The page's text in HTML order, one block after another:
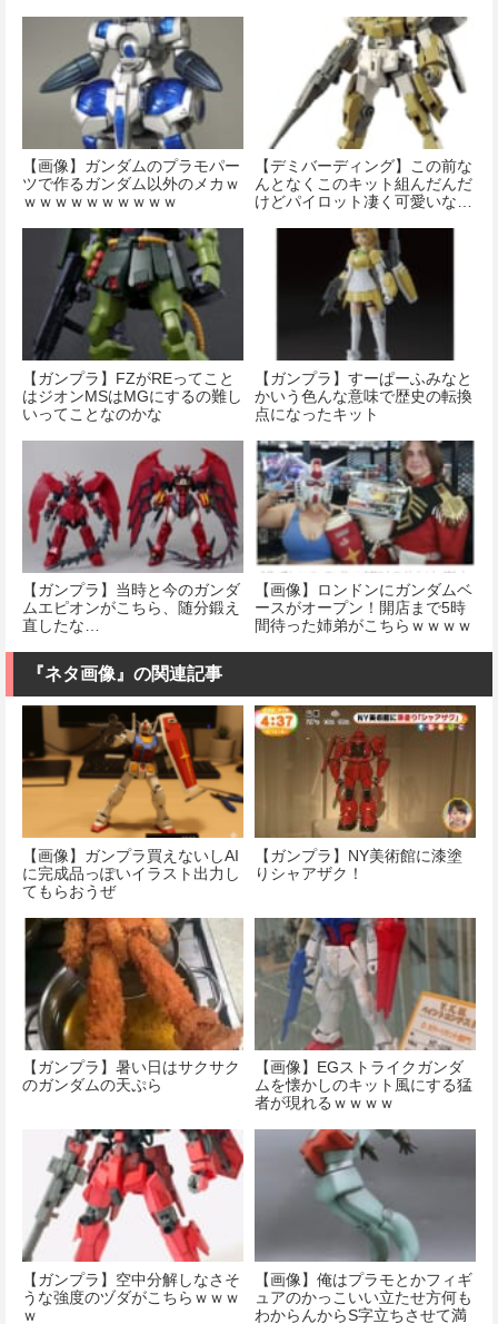
【画像】ガンダムのプラモパー
ツで作るガンダム以外のメカｗ
ｗｗｗｗｗｗｗｗｗｗ
【デミバーディング】この前な
んとなくこのキット組んだんだ
けどパイロット凄く可愛いな…
【ガンプラ】FZがREってこと
はジオンMSはMGにするの難し
いってことなのかな
【ガンプラ】すーぱーふみなと
かいう色んな意味で歴史の転換
点になったキット
【ガンプラ】当時と今のガンダ
ムエピオンがこちら、随分鍛え
直したな…
【画像】ロンドンにガンダムベ
ースがオープン！開店まで5時
間待った姉弟がこちらｗｗｗｗ
『ネタ画像』の関連記事
【画像】ガンプラ買えないしAI
に完成品っぽいイラスト出力し
てもらおうぜ
【ガンプラ】NY美術館に漆塗
りシャアザク！
【ガンプラ】暑い日はサクサク
のガンダムの天ぷら
【画像】EGストライクガンダ
ムを懐かしのキット風にする猛
者が現れるｗｗｗｗ
【ガンプラ】空中分解しなさそ
うな強度のヅダがこちらｗｗｗ
ｗ
【画像】俺はプラモとかフィギ
ュアのかっこいい立たせ方何も
わからんからS字立ちさせて満